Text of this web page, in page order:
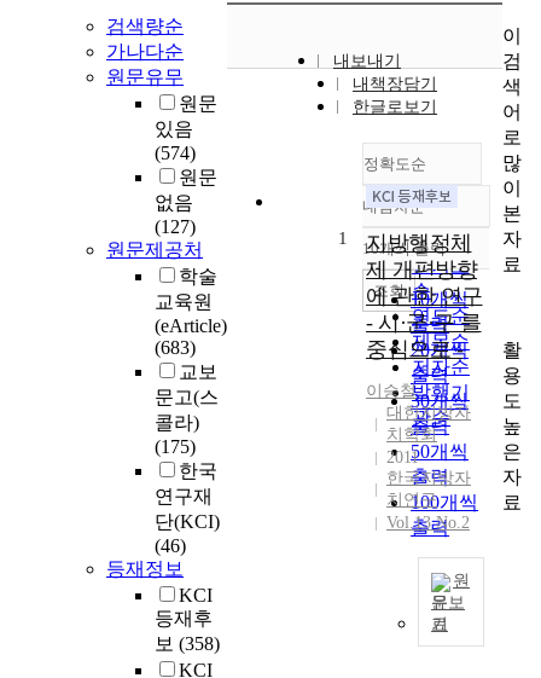
검색량순
가나다순
원문유무
원문
있음
(574)
원문
없음
(127)
원문제공처
학술
교육원
(eArticle)
(683)
교보
문고(스
콜라)
(175)
한국
연구재
단(KCI)
(46)
등재정보
KCI
등재후
보 (358)
KCI
내보내기
내책장담기
한글로보기
정확도순
정확도
순
인기도
순
연도순
제목순
저자순
발행기
관순
내림차순
내림차순
10개씩 출력
10개씩
출력
20개씩
출력
30개씩
출력
50개씩
출력
100개씩
출력
조회
1
지방행정체
제 개편방향
에 관한 연구
- 시·군·구 를
중심으로 -
이승철
대한지방자
치학회
2011
한국지방자
치연구
Vol.13 No.2
원
문보
기
이
검
색
어
로
많
이
본
자
료
활
용
도
높
은
자
료